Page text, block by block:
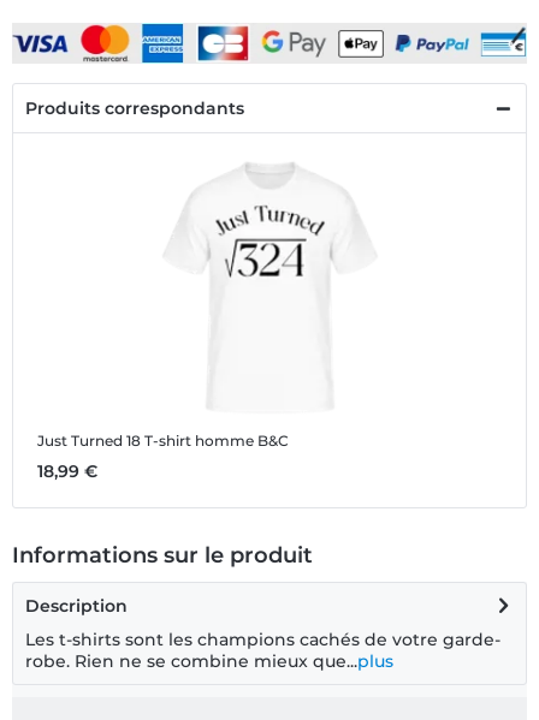
Produits correspondants
Just Turned 18 T-shirt homme B&C
18,99 €
Informations sur le produit
Description
Les t-shirts sont les champions cachés de votre garde-
robe. Rien ne se combine mieux que...plus